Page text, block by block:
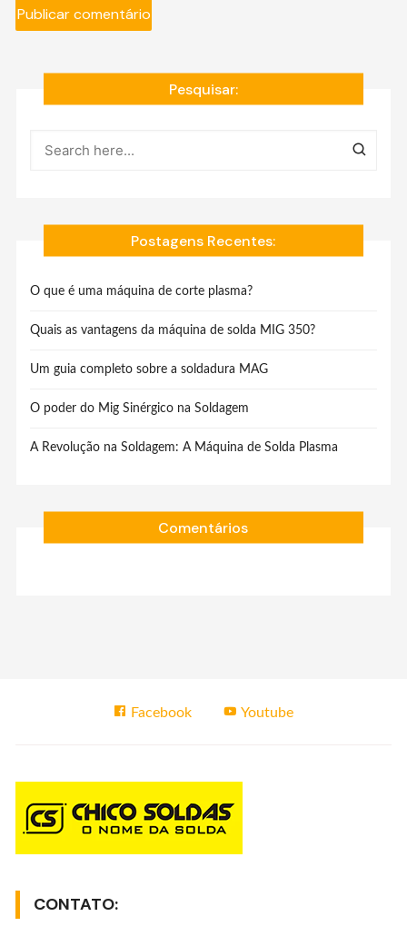
Pesquisar:
Postagens Recentes:
O que é uma máquina de corte plasma?
Quais as vantagens da máquina de solda MIG 350?
Um guia completo sobre a soldadura MAG
O poder do Mig Sinérgico na Soldagem
A Revolução na Soldagem: A Máquina de Solda Plasma
Comentários
Facebook Youtube
CONTATO: